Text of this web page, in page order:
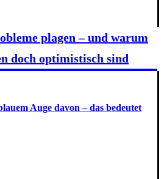
plagen – und warum
doch optimistisch sind
Auge davon – das bedeutet